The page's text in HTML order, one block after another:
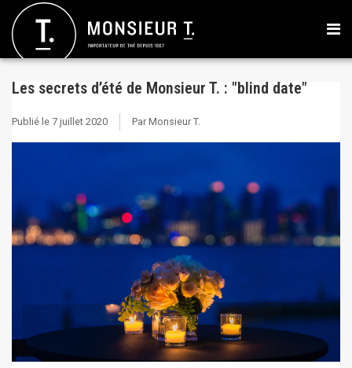
Les secrets d’été de Monsieur T. : "blind date"
Publié le 7 juillet 2020 Par Monsieur T.